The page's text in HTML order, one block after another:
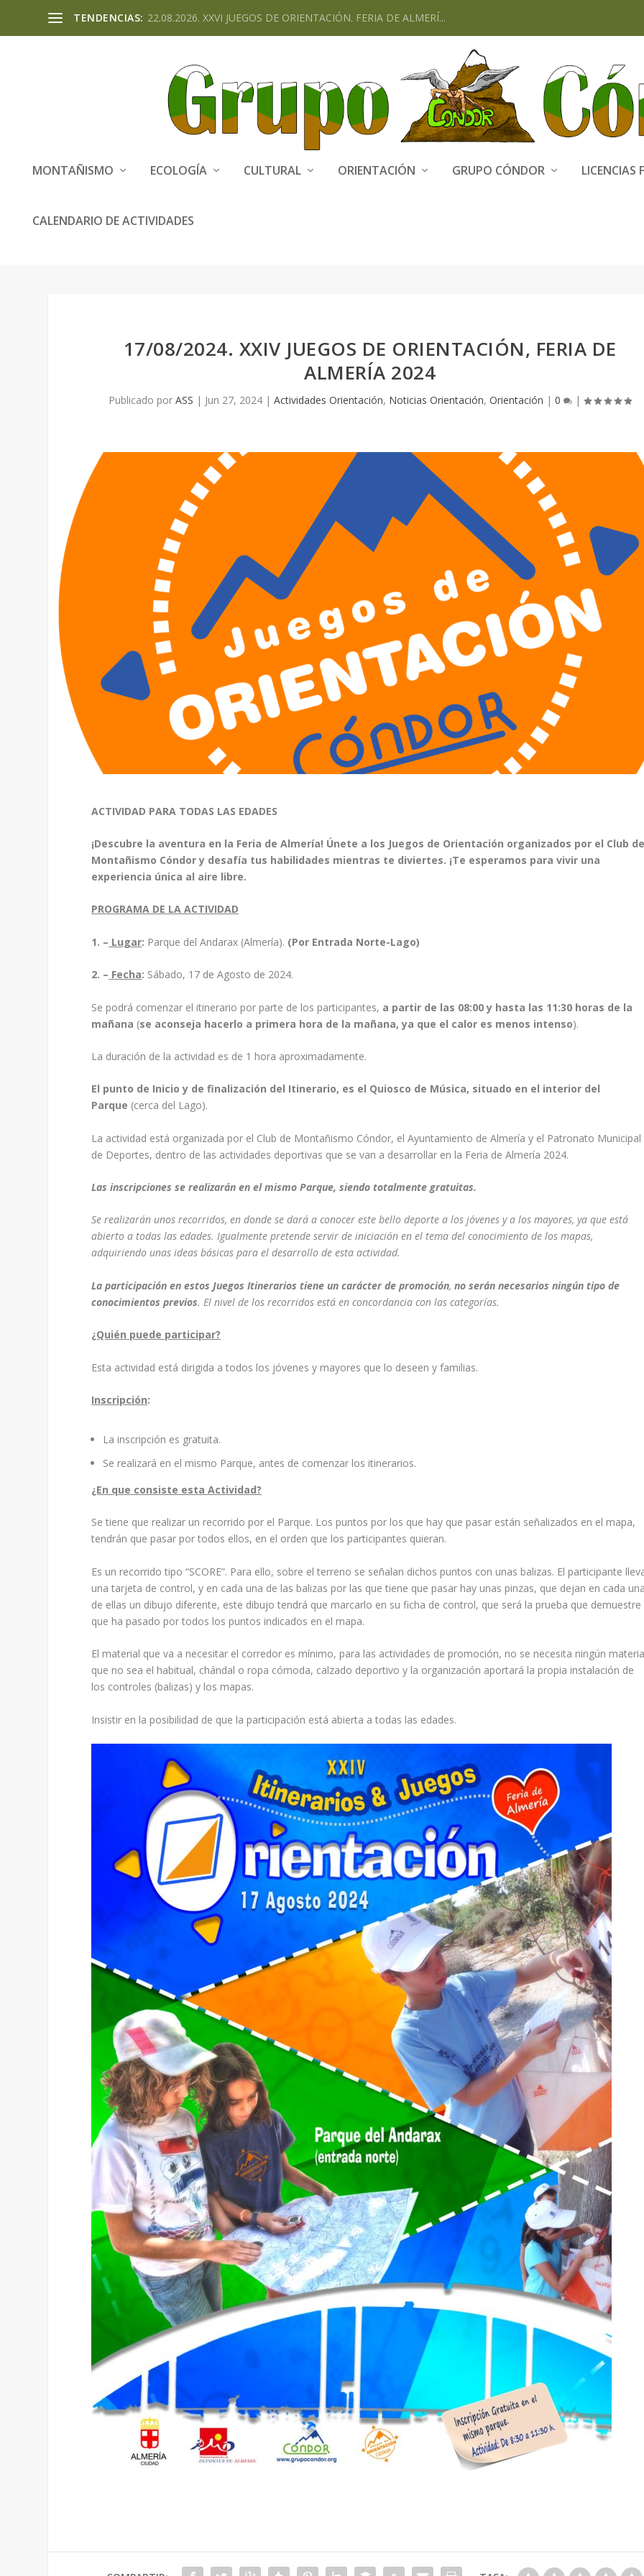
TENDENCIAS: 22.08.2026. XXVI JUEGOS DE ORIENTACIÓN. FERIA DE ALMERÍ...
MONTAÑISMO ECOLOGÍA CULTURAL ORIENTACIÓN GRUPO CÓNDOR LICENCIAS
CALENDARIO DE ACTIVIDADES
17/08/2024. XXIV JUEGOS DE ORIENTACIÓN, FERIA DE
ALMERÍA 2024
Publicado porASS | Jun 27, 2024 |Actividades Orientación, Noticias Orientación,Orientación |0 |
ACTIVIDAD PARA TODAS LAS EDADES
¡Descubre la aventura en la Feria de Almería! Únete a los Juegos de Orientación organizados por el Club
Montañismo Cóndor y desafía tus habilidades mientras te diviertes. ¡Te esperamos para vivir una
experiencia única al aire libre.
PROGRAMA DE LA ACTIVIDAD
1. – Lugar: Parque del Andarax (Almería). (Por Entrada Norte-Lago)
2. – Fecha: Sábado, 17 de Agosto de 2024.
Se podrá comenzar el itinerario por parte de los participantes, a partir de las 08:00 y hasta las 11:30 horas de la
mañana (se aconseja hacerlo a primera hora de la mañana, ya que el calor es menos intenso).
La duración de la actividad es de 1 hora aproximadamente.
El punto de Inicio y de finalización del Itinerario, es el Quiosco de Música, situado en el interior del
Parque (cerca del Lago).
La actividad está organizada por el Club de Montañismo Cóndor, el Ayuntamiento de Almería y el Patronato Municipal
de Deportes, dentro de las actividades deportivas que se van a desarrollar en la Feria de Almería 2024.
Las inscripciones se realizarán en el mismo Parque, siendo totalmente gratuitas.
Se realizarán unos recorridos, en donde se dará a conocer este bello deporte a los jóvenes y a los mayores, ya que está
abierto a todas las edades. Igualmente pretende servir de iniciación en el tema del conocimiento de los mapas,
adquiriendo unas ideas básicas para el desarrollo de esta actividad.
La participación en estos Juegos Itinerarios tiene un carácter de promoción,no serán necesarios ningún tipo de
conocimientos previos. El nivel de los recorridos está en concordancia con las categorías.
¿Quién puede participar?
Esta actividad está dirigida a todos los jóvenes y mayores que lo deseen y familias.
Inscripción:
La inscripción es gratuita.
Se realizará en el mismo Parque, antes de comenzar los itinerarios.
¿En que consiste esta Actividad?
Se tiene que realizar un recorrido por el Parque. Los puntos por los que hay que pasar están señalizados en el mapa,
tendrán que pasar por todos ellos, en el orden que los participantes quieran.
Es un recorrido tipo “SCORE”. Para ello, sobre el terreno se señalan dichos puntos con unas balizas. El participante
una tarjeta de control, y en cada una de las balizas por las que tiene que pasar hay unas pinzas, que dejan en cada
de ellas un dibujo diferente, este dibujo tendrá que marcarlo en su ficha de control, que será la prueba que demuestre
que ha pasado por todos los puntos indicados en el mapa.
El material que va a necesitar el corredor es mínimo, para las actividades de promoción, no se necesita ningún
que no sea el habitual, chándal o ropa cómoda, calzado deportivo y la organización aportará la propia instalación de
los controles (balizas) y los mapas.
Insistir en la posibilidad de que la participación está abierta a todas las edades.